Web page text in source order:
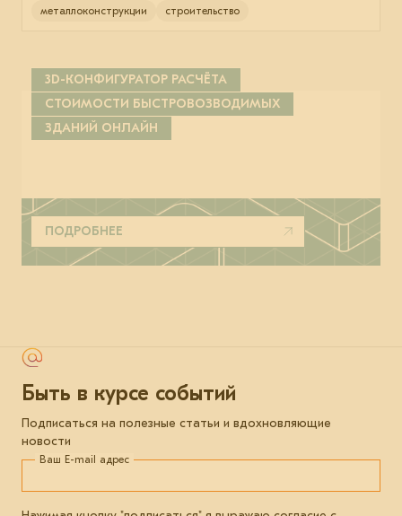
металлоконструкции строительство
3D-КОНФИГУРАТОР РАСЧЁТА
СТОИМОСТИ БЫСТРОВОЗВОДИМЫХ
ЗДАНИЙ ОНЛАЙН
ПОДРОБНЕЕ
Быть в курсе событий
Подписаться на полезные статьи и вдохновляющие
новости
Ваш E-mail адрес